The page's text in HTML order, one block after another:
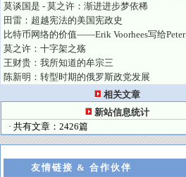
莫谈国是 - 莫之许：渐进进步梦依稀
田雷：超越宪法的美国宪政史
比特币网络的价值——Erik Voorhees写给Peter
莫之许：十字架之殇
王财贵：我所知道的牟宗三
陈新明：转型时期的俄罗斯政党发展
相关文章
新站信息统计
· 共有文章：2426篇
友情链接 & 合作伙伴